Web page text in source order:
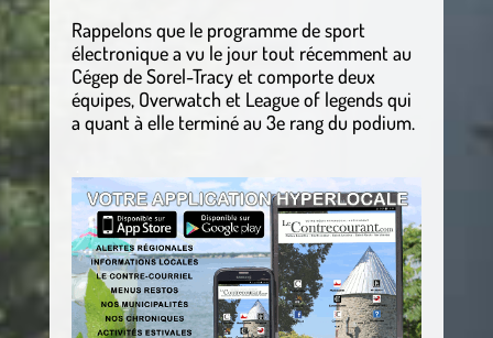
Rappelons que le programme de sport
électronique a vu le jour tout récemment au
Cégep de Sorel-Tracy et comporte deux
équipes, Overwatch et League of legends qui
a quant à elle terminé au 3e rang du podium.